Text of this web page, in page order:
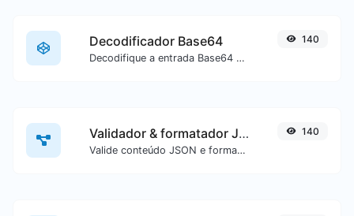
Decodificador Base64
Decodifique a entrada Base64 de volta para texto.
140
Validador & formatador JSON
Valide conteúdo JSON e formate-o de forma legível.
140